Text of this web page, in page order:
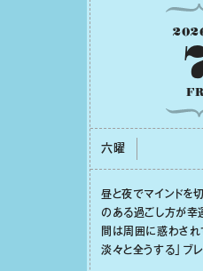
六曜
昼と夜でマインドを
のある過ごし⽅が幸
間は周囲に惑わされ
淡々と全うする」ブ